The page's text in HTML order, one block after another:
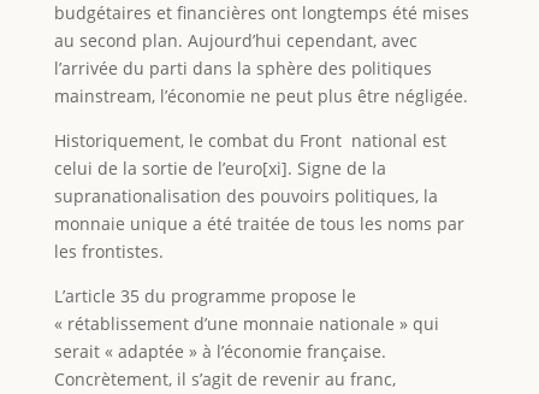
budgétaires et financières ont longtemps été mises
au second plan. Aujourd’hui cependant, avec
l’arrivée du parti dans la sphère des politiques
mainstream, l’économie ne peut plus être négligée.
Historiquement, le combat du Front national est
celui de la sortie de l’euro[xi]. Signe de la
supranationalisation des pouvoirs politiques, la
monnaie unique a été traitée de tous les noms par
les frontistes.
L’article 35 du programme propose le
« rétablissement d’une monnaie nationale » qui
serait « adaptée » à l’économie française.
Concrètement, il s’agit de revenir au franc,